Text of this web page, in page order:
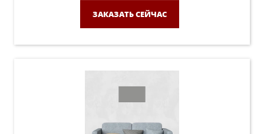
ЗАКАЗАТЬ СЕЙЧАС